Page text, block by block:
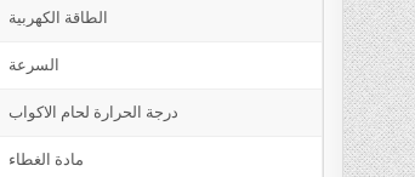
الطاقة الكهربية
السرعة
درجة الحرارة لحام الاكواب
مادة الغطاء